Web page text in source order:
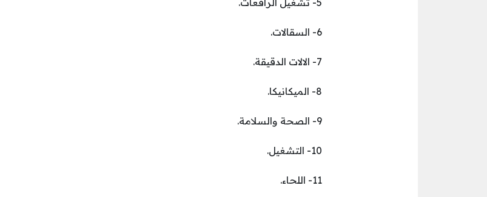
6- السقالات.
7- الالات الدقيقة.
8- الميكانيكا.
9- الصحة والسلامة.
10- التشغيل.
11- اللحاء.